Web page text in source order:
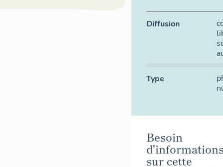
Diffusion
Type
Besoin
sur cette